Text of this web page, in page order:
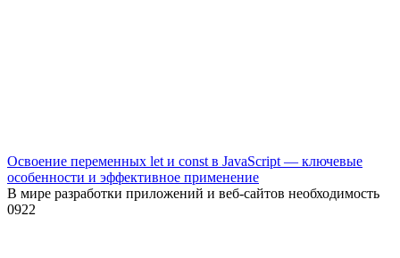
Освоение переменных let и const в JavaScript — ключевые
особенности и эффективное применение
В мире разработки приложений и веб-сайтов необходимость
0922